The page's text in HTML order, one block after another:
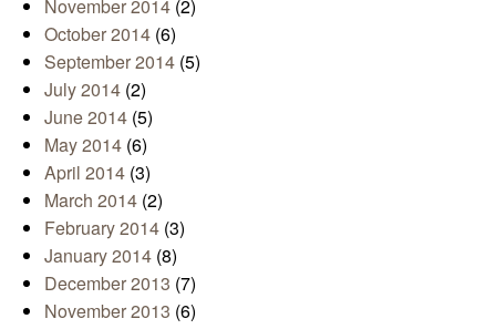
November 2014 (2)
October 2014 (6)
September 2014 (5)
July 2014 (2)
June 2014 (5)
May 2014 (6)
April 2014 (3)
March 2014 (2)
February 2014 (3)
January 2014 (8)
December 2013 (7)
November 2013 (6)